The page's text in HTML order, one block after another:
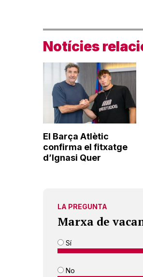
Notícies
El Barça Atlètic
confirma el fitxatge
d’Ignasi Quer
LA PREGUNTA
Marxa de
Sí
No